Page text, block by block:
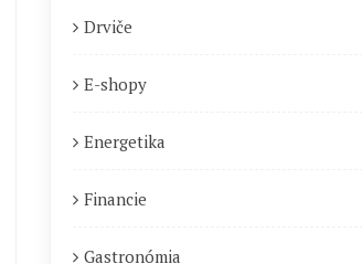
Drviče
E-shopy
Energetika
Financie
Gastronómia